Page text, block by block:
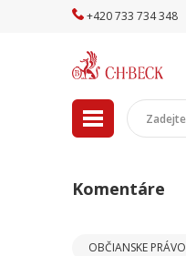
+420733 734348
Komentáre
OBČIANSKE PRÁVO